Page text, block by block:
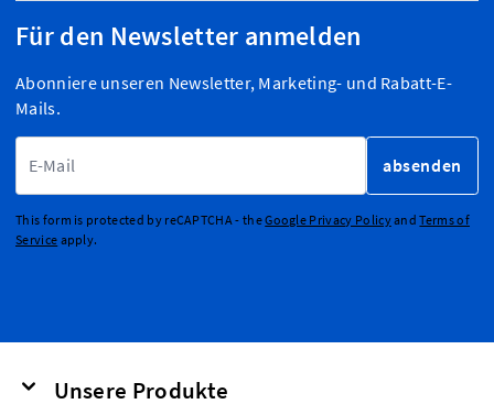
Für den Newsletter anmelden
Abonniere unseren Newsletter, Marketing- und Rabatt-E-
Mails.
absenden
This form is protected by reCAPTCHA - theGoogle Privacy PolicyandTerms of
Service apply.
Unsere Produkte